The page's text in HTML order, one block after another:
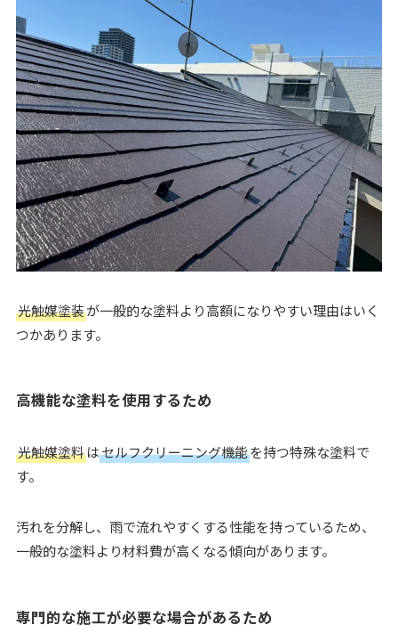
光触媒塗装が一般的な塗料より高額になりやすい理由はいく
つかあります。
高機能な塗料を使用するため
光触媒塗料はセルフクリーニング機能を持つ特殊な塗料で
す。
汚れを分解し、雨で流れやすくする性能を持っているため、
一般的な塗料より材料費が高くなる傾向があります。
専門的な施工が必要な場合があるため